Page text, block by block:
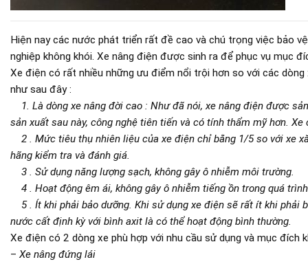
Hiện nay các nước phát triển rất đề cao và chú trọng việc bảo
nghiệp không khói. Xe nâng điện được sinh ra để phục vụ mục
Xe điện có rất nhiều những ưu điểm nổi trội hơn so với các
như sau đây :
1. Là dòng xe nâng đời cao : Như đã nói, xe nâng điện được
sản xuất sau này, công nghệ tiên tiến và có tính thẩm mỹ hơn.
2 . Mức tiêu thụ nhiên liệu của xe điện chỉ bằng 1/5 so với xe
hãng kiểm tra và đánh giá.
3 . Sử dụng năng lượng sạch, không gây ô nhiễm môi trường.
4 . Hoạt động êm ái, không gây ô nhiễm tiếng ồn trong quá
5 . Ít khi phải bảo dưỡng. Khi sử dụng xe điện sẽ rất ít khi phải
nước cất định kỳ với bình axit là có thể hoạt động bình thường.
Xe điện có 2 dòng xe phù hợp với nhu cầu sử dụng và mục đích
– Xe nâng đứng lái